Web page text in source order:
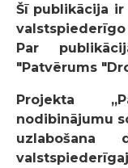
Šī publikācija
Par
"Patvērums
Projekta
nodibinājumu